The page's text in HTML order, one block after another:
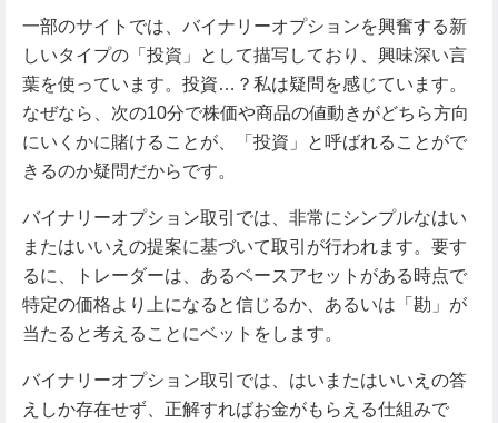
一部のサイトでは、バイナリーオプションを興奮する新
しいタイプの「投資」として描写しており、興味深い言
葉を使っています。投資…？私は疑問を感じています。
なぜなら、次の10分で株価や商品の値動きがどちら方向
にいくかに賭けることが、「投資」と呼ばれることがで
きるのか疑問だからです。
バイナリーオプション取引では、非常にシンプルなはい
またはいいえの提案に基づいて取引が行われます。要す
るに、トレーダーは、あるベースアセットがある時点で
特定の価格より上になると信じるか、あるいは「勘」が
当たると考えることにベットをします。
バイナリーオプション取引では、はいまたはいいえの答
えしか存在せず、正解すればお金がもらえる仕組みで